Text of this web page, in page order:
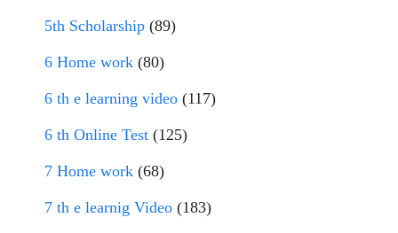
5th Scholarship (89)
6 Home work (80)
6 th e learning video (117)
6 th Online Test (125)
7 Home work (68)
7 th e learnig Video (183)